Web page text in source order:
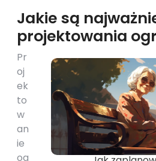
Jakie są
projektowania
Pr
oj
ek
to
w
an
ie
og